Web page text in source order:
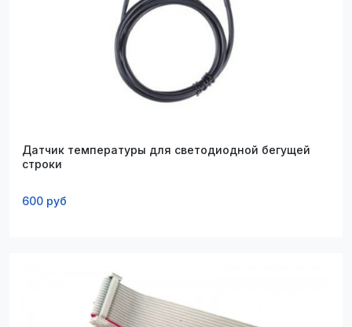
Датчик температуры для светодиодной бегущей
строки
600 руб